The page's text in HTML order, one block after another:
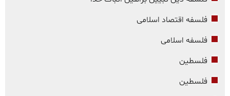
فلسفه اقتصاد اسلامی
فلسفه اسلامی
فلسطین
فلسطین